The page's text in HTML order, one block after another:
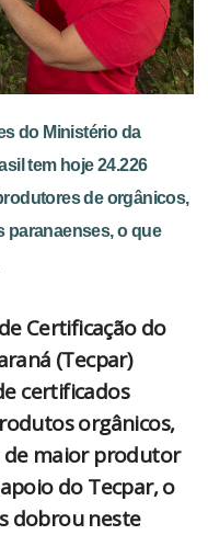
do Ministério da
tem hoje 24.226
de orgânicos,
paranaenses, o que
Certificação do
(Tecpar)
certificados
orgânicos,
de maior produtor
do Tecpar, o
dobrou neste